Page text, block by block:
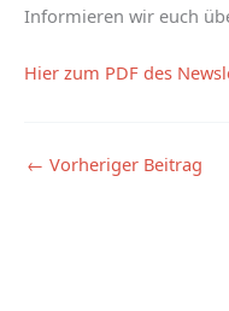
Informieren wir euch
Hier zum PDF des
← Vorheriger Beitrag